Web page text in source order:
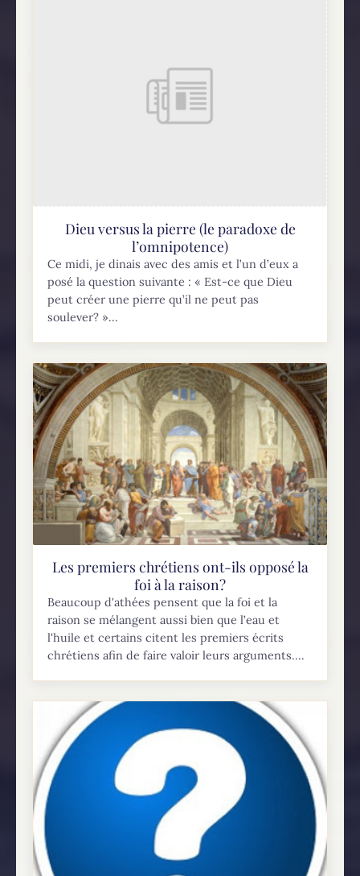
Dieu versus la pierre (le paradoxe de
l’omnipotence)
Ce midi, je dinais avec des amis et l’un d’eux a
posé la question suivante : « Est-ce que Dieu
peut créer une pierre qu’il ne peut pas
soulever? »...
Les premiers chrétiens ont-ils opposé la
foi à la raison?
Beaucoup d'athées pensent que la foi et la
raison se mélangent aussi bien que l’eau et
l'huile et certains citent les premiers écrits
chrétiens afin de faire valoir leurs arguments....